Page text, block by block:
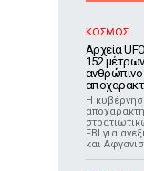
ΚΟΣΜΟΣ
Αρχεία
152
Η
FBI για
και